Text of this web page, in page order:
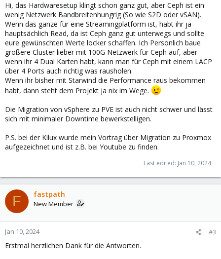
Hi, das Hardwaresetup klingt schon ganz gut, aber Ceph ist ein
wenig Netzwerk Bandbreitenhungrig (So wie S2D oder vSAN).
Wenn das ganze für eine Streamingplatform ist, habt ihr ja
hauptsächlich Read, da ist Ceph ganz gut unterwegs und sollte
eure gewünschten Werte locker schaffen. Ich Persönlich baue
größere Cluster lieber mit 100G Netzwerk für Ceph auf, aber
wenn ihr 4 Dual Karten habt, kann man für Ceph mit einem LACP
über 4 Ports auch richtig was rausholen.
Wenn ihr bisher mit Starwind die Performance raus bekommen
habt, dann steht dem Projekt ja nix im Wege.
Die Migration von vSphere zu PVE ist auch nicht schwer und lässt
sich mit minimaler Downtime bewerkstelligen.
P.S. bei der Kilux wurde mein Vortrag über Migration zu Proxmox
aufgezeichnet und ist z.B. bei Youtube zu finden.
Last edited: Jan 10, 2024
F fastpath
New Member
Jan 10, 2024 #3
Erstmal herzlichen Dank für die Antworten.